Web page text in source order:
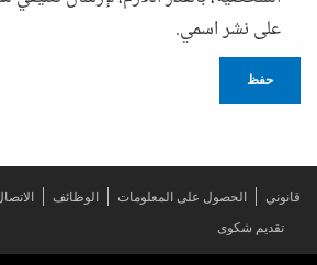
على نشر اسمي.
حفظ
قانوني الحصول على المعلومات الوظائف
تقديم شكوى